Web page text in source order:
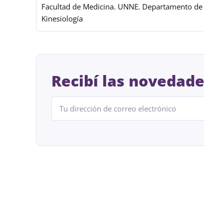
Facultad de Medicina. UNNE. Departamento de
Kinesiología
Recibí las